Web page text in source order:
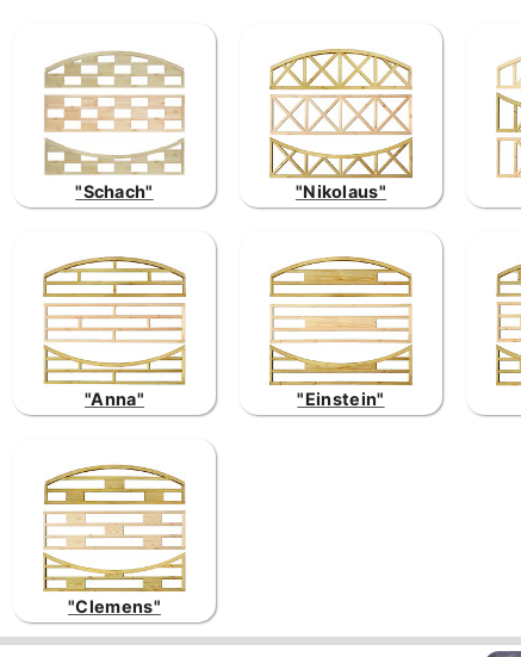
"Schach" "Nikolaus"
"Anna" "Einstein"
"Clemens"